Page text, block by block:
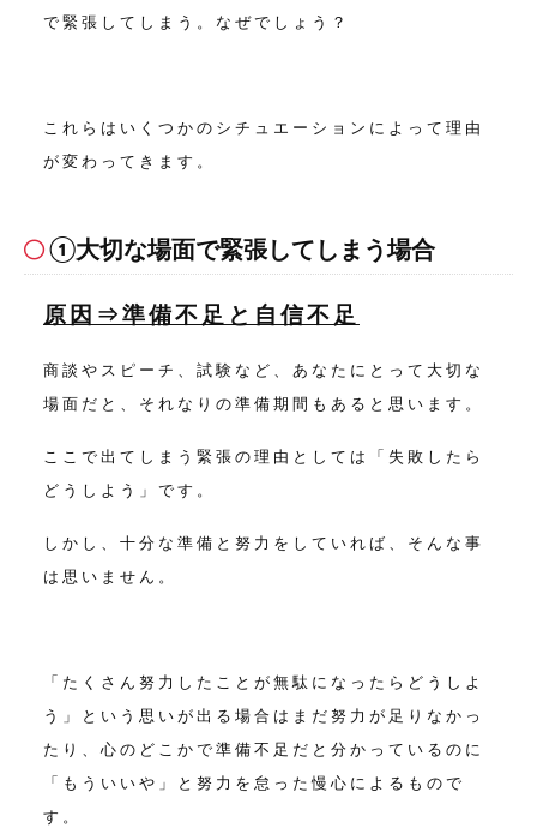
で緊張してしまう。 なぜでしょう？
これらはいくつかのシチュエーションによって理由
が変わってきます。
①大切な場面で緊張してしまう場合
原因⇒準備不足と自信不足
商談やスピーチ、試験など、あなたにとって大切な
場面だと、 それなりの準備期間もあると思います。
ここで出てしまう緊張の理由としては「失敗したら
どうしよう」です。
しかし、十分な準備と努力をしていれば、そんな事
は思いません。
「たくさん努力したことが無駄になったらどうしよ
う」という思いが出る場合は まだ努力が足りなかっ
たり、心のどこかで準備不足だと分かっているのに
「もういいや」と努力を怠った慢心によるもので
す。